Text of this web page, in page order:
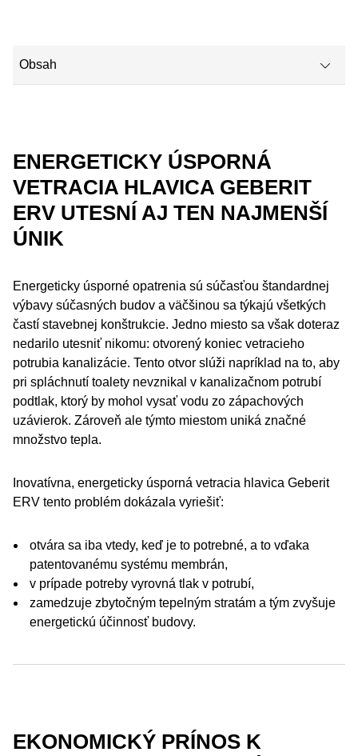
Obsah
Takto funguje energeticky úsporná vetracia hlavica Geberit ERV
Tepelné straty cez strechu
Všetky technické informácie o výrobku Geberit ERV
ENERGETICKY ÚSPORNÁ
VETRACIA HLAVICA GEBERIT
ERV UTESNÍ AJ TEN NAJMENŠÍ
ÚNIK
Energeticky úsporné opatrenia sú súčasťou štandardnej
výbavy súčasných budov a väčšinou sa týkajú všetkých
častí stavebnej konštrukcie. Jedno miesto sa však doteraz
nedarilo utesniť nikomu: otvorený koniec vetracieho
potrubia kanalizácie. Tento otvor slúži napríklad na to, aby
pri spláchnutí toalety nevznikal v kanalizačnom potrubí
podtlak, ktorý by mohol vysať vodu zo zápachových
uzávierok. Zároveň ale týmto miestom uniká značné
množstvo tepla.
Inovatívna, energeticky úsporná vetracia hlavica Geberit
ERV tento problém dokázala vyriešiť:
otvára sa iba vtedy, keď je to potrebné, a to vďaka
patentovanému systému membrán,
v prípade potreby vyrovná tlak v potrubí,
zamedzuje zbytočným tepelným stratám a tým zvyšuje
energetickú účinnosť budovy.
EKONOMICKÝ PRÍNOS K